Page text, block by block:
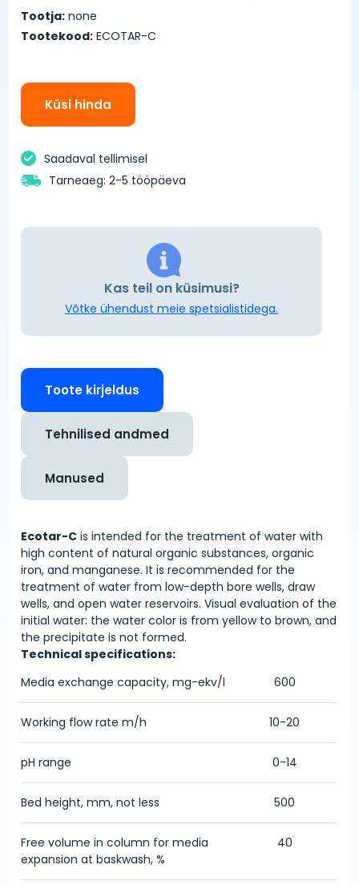
Tootja: none
Tootekood: ECOTAR-C
Küsi hinda
Saadaval tellimisel
Tarneaeg: 2-5 tööpäeva
Kas teil on küsimusi?
Võtke ühendust meie spetsialistidega.
Toote kirjeldus
Tehnilised andmed
Manused
Ecotar-C is intended for the treatment of water with
high content of natural organic substances, organic
iron, and manganese. It is recommended for the
treatment of water from low-depth bore wells, draw
wells, and open water reservoirs. Visual evaluation of the
initial water: the water color is from yellow to brown, and
the precipitate is not formed.
Technical specifications:
Media exchange capacity, mg-ekv/l
600
Working flow rate m/h 10-20
pH range 0-14
Bed height, mm, not less 500
Free volume in column for media
expansion at baskwash, %
40